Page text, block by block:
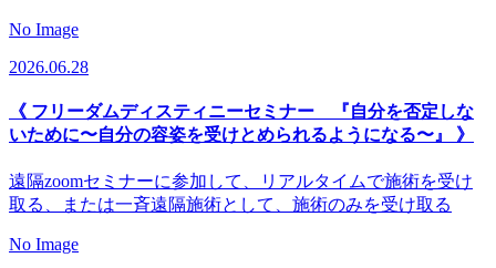
No Image
2026.06.28
《 フリーダムディスティニーセミナー 『自分を否定しな
いために〜自分の容姿を受けとめられるようになる〜』 》
遠隔zoomセミナーに参加して、リアルタイムで施術を受け
取る、または一斉遠隔施術として、施術のみを受け取る
No Image